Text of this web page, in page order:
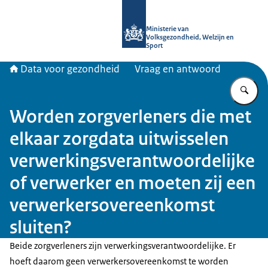
Ministerie van
Volksgezondheid, Welzijn en
Sport
Data voor gezondheid Vraag en antwoord
Worden zorgverleners die met
elkaar zorgdata uitwisselen
verwerkingsverantwoordelijke
of verwerker en moeten zij een
verwerkersovereenkomst
sluiten?
Beide zorgverleners zijn verwerkingsverantwoordelijke. Er
hoeft daarom geen verwerkersovereenkomst te worden